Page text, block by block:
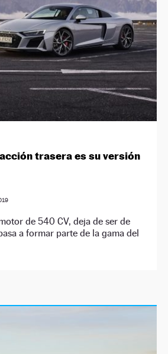
trasera es su versión
de 540 CV, deja de ser de
a formar parte de la gama del